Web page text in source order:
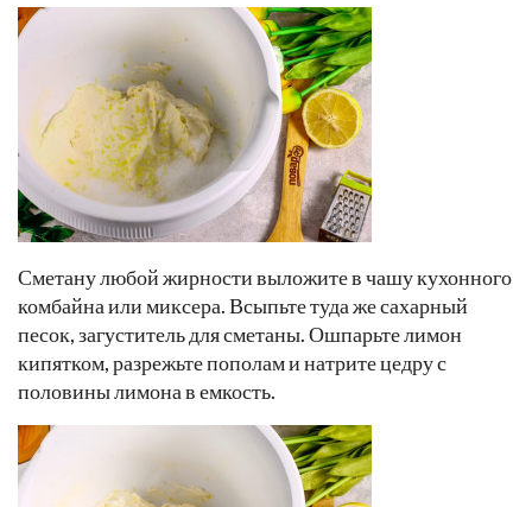
Сметану любой жирности выложите в чашу кухонного
комбайна или миксера. Всыпьте туда же сахарный
песок, загуститель для сметаны. Ошпарьте лимон
кипятком, разрежьте пополам и натрите цедру с
половины лимона в емкость.